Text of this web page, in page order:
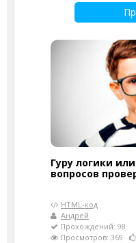
Гуру логики
вопросов
HTML-код
Андрей
Прохождений: 98
Просмотров: 369